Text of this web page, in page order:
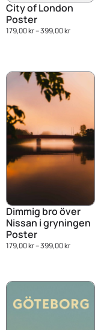
City of London
Poster
179,00kr–399,00kr
Dimmig bro över
Nissan i gryningen
Poster
179,00kr–399,00kr